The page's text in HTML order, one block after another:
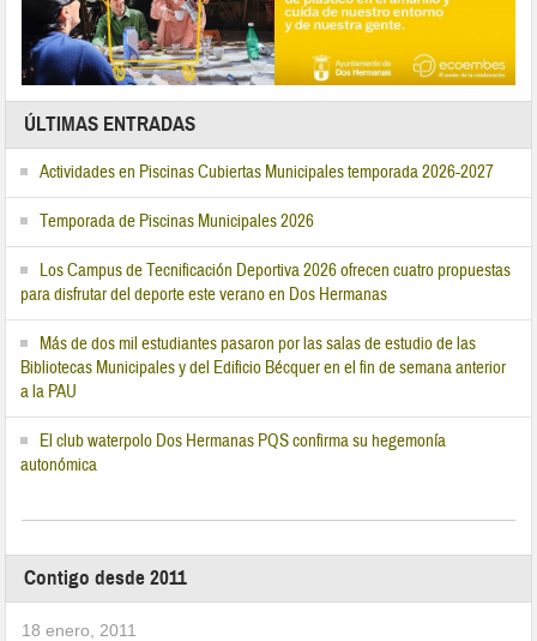
ÚLTIMAS ENTRADAS
Actividades en Piscinas Cubiertas Municipales temporada 2026-2027
Temporada de Piscinas Municipales 2026
Los Campus de Tecnificación Deportiva 2026 ofrecen cuatro propuestas
para disfrutar del deporte este verano en Dos Hermanas
Más de dos mil estudiantes pasaron por las salas de estudio de las
Bibliotecas Municipales y del Edificio Bécquer en el fin de semana anterior
a la PAU
El club waterpolo Dos Hermanas PQS confirma su hegemonía
autonómica
Contigo desde 2011
18 enero, 2011